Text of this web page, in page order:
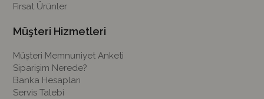
Fırsat Ürünler
Müşteri Hizmetleri
Müşteri Memnuniyet Anketi
Siparişim Nerede?
Banka Hesapları
Servis Talebi